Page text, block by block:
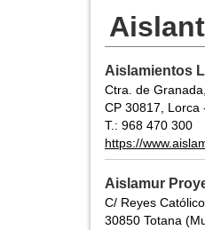
Aislamientos
Ctra. de
CP 30817, Lorca
T.: 968 470 300
https://
Aislamur
C/ Reyes
30850 Totana